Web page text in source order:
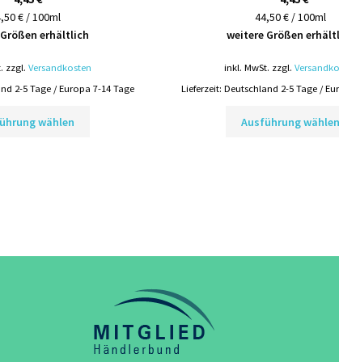
€ / 100ml
erhältlich
zzgl.Versandkosten
2-5 Tage / Europa 7-14 Tage
wählen
Produktseite
gewählt
werden
44,50 € / 100ml
weitere Größen
inkl. MwSt. zzgl.
Lieferzeit: Deutschland 2-5 Tage /
Ausführung wählen